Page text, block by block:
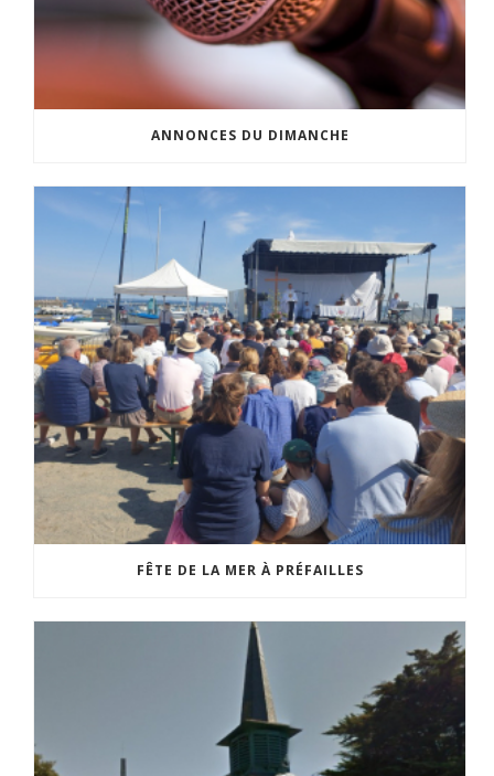
ANNONCES DU DIMANCHE
FÊTE DE LA MER À PRÉFAILLES